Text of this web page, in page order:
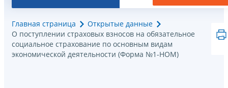
Главная страница
Открытые данные
О поступлении страховых взносов на обязательное
социальное страхование по основным видам
экономической деятельности (Форма №1-НОМ)